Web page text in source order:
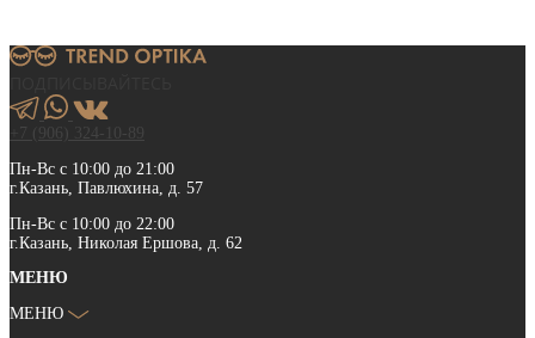
+7 (906) 324-10-89
Пн-Вс с 10:00 до 21:00
г.Казань, Павлюхина, д. 57
Пн-Вс с 10:00 до 22:00
г.Казань, Николая Ершова, д. 62
МЕНЮ
МЕНЮ